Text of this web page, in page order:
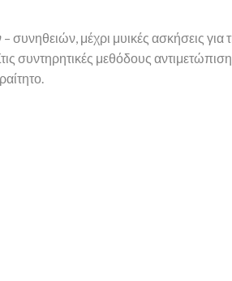
συνηθειών, μέχρι μυικές ασκήσεις
μεθόδους